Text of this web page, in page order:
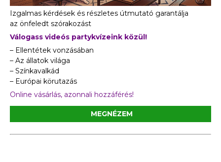
Izgalmas kérdések és részletes útmutató garantálja
az önfeledt szórakozást
Válogass videós partykvízeink közül!
– Ellentétek vonzásában
– Az állatok világa
– Színkavalkád
– Európai körutazás
Online vásárlás, azonnali hozzáférés!
MEGNÉZEM